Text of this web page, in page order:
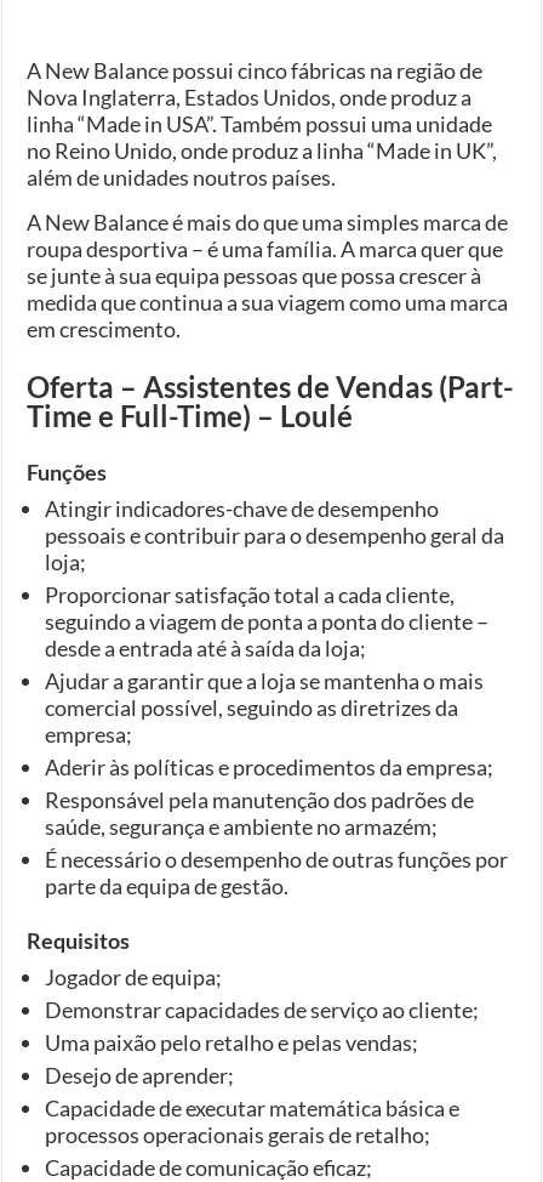
A New Balance possui cinco fábricas na região de
Nova Inglaterra, Estados Unidos, onde produz a
linha “Made in USA”. Também possui uma unidade
no Reino Unido, onde produz a linha “Made in UK”,
além de unidades noutros países.
A New Balance é mais do que uma simples marca de
roupa desportiva – é uma família. A marca quer que
se junte à sua equipa pessoas que possa crescer à
medida que continua a sua viagem como uma marca
em crescimento.
Oferta – Assistentes de Vendas (Part-
Time e Full-Time) – Loulé
Funções
Atingir indicadores-chave de desempenho
pessoais e contribuir para o desempenho geral da
loja;
Proporcionar satisfação total a cada cliente,
seguindo a viagem de ponta a ponta do cliente –
desde a entrada até à saída da loja;
Ajudar a garantir que a loja se mantenha o mais
comercial possível, seguindo as diretrizes da
empresa;
Aderir às políticas e procedimentos da empresa;
Responsável pela manutenção dos padrões de
saúde, segurança e ambiente no armazém;
É necessário o desempenho de outras funções por
parte da equipa de gestão.
Requisitos
Jogador de equipa;
Demonstrar capacidades de serviço ao cliente;
Uma paixão pelo retalho e pelas vendas;
Desejo de aprender;
Capacidade de executar matemática básica e
processos operacionais gerais de retalho;
Capacidade de comunicação eficaz;